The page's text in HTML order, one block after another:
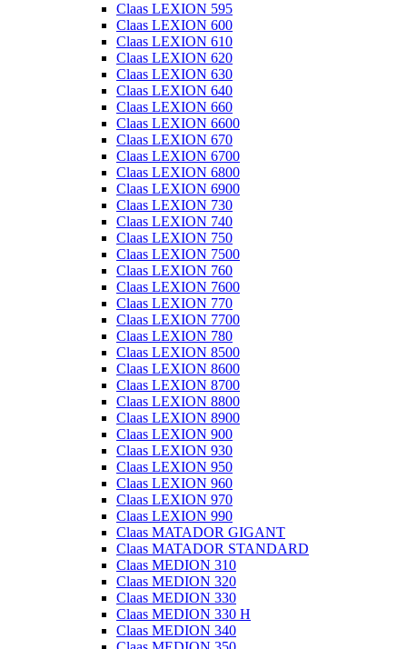
Claas LEXION 595
Claas LEXION 600
Claas LEXION 610
Claas LEXION 620
Claas LEXION 630
Claas LEXION 640
Claas LEXION 660
Claas LEXION 6600
Claas LEXION 670
Claas LEXION 6700
Claas LEXION 6800
Claas LEXION 6900
Claas LEXION 730
Claas LEXION 740
Claas LEXION 750
Claas LEXION 7500
Claas LEXION 760
Claas LEXION 7600
Claas LEXION 770
Claas LEXION 7700
Claas LEXION 780
Claas LEXION 8500
Claas LEXION 8600
Claas LEXION 8700
Claas LEXION 8800
Claas LEXION 8900
Claas LEXION 900
Claas LEXION 930
Claas LEXION 950
Claas LEXION 960
Claas LEXION 970
Claas LEXION 990
Claas MATADOR GIGANT
Claas MATADOR STANDARD
Claas MEDION 310
Claas MEDION 320
Claas MEDION 330
Claas MEDION 330 H
Claas MEDION 340